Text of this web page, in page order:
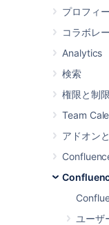
プロフィ
コラボレ
Analytics
検索
権限と制限
Team
アドオン
ユーザ
され、ユー
cookie を一
Confluence
性がある
認証
Confluence
ます。
の 2 種類の
サー
のトラ
の